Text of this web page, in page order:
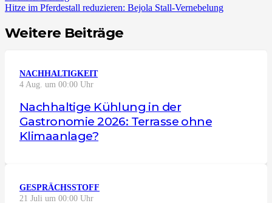
Hitze im Pferdestall reduzieren: Bejola Stall-Vernebelung
Weitere Beiträge
NACHHALTIGKEIT
4 Aug. um 00:00 Uhr
Nachhaltige Kühlung in der
Gastronomie 2026: Terrasse ohne
Klimaanlage?
GESPRÄCHSSTOFF
21 Juli um 00:00 Uhr